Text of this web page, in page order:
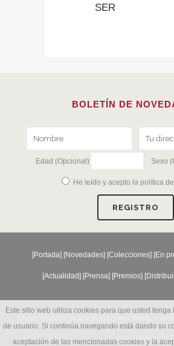
SER
BOLETÍN DE
Edad (Opcional) Sexo
He leído y acepto la política
[Portada] [Novedades] [Colecciones] [En
[Actualidad] [Prensa] [Premios] [
Generales ]
Este sitio web utiliza cookies para que usted
de usuario. Si continúa navegando está dando su
aceptación de las mencionadas cookies y la